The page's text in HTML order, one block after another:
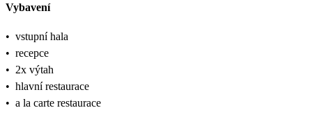
Vybavení
• vstupní hala
• recepce
• 2x výtah
• hlavní restaurace
• a la carte restaurace